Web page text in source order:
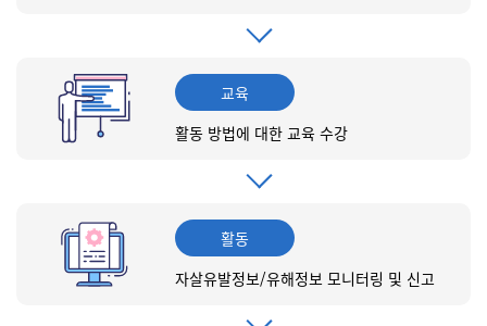
교육
활동 방법에 대한 교육 수강
활동
자살유발정보/유해정보 모니터링 및 신고